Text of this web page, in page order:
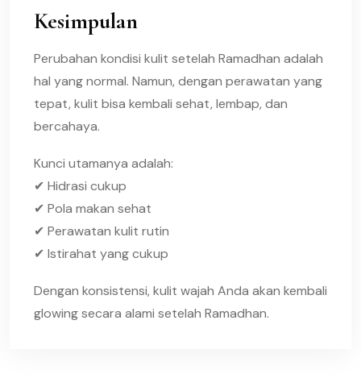
Kesimpulan
Perubahan kondisi kulit setelah Ramadhan adalah
hal yang normal. Namun, dengan perawatan yang
tepat, kulit bisa kembali sehat, lembap, dan
bercahaya.
Kunci utamanya adalah:
✔ Hidrasi cukup
✔ Pola makan sehat
✔ Perawatan kulit rutin
✔ Istirahat yang cukup
Dengan konsistensi, kulit wajah Anda akan kembali
glowing secara alami setelah Ramadhan.